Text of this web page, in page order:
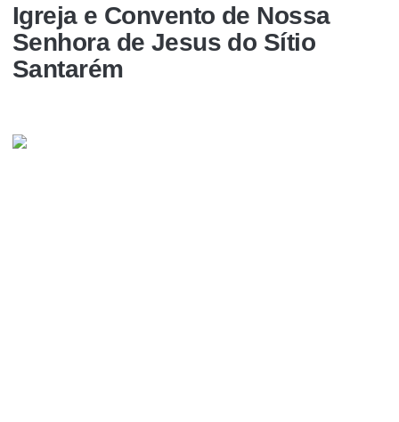
Igreja e Convento de Nossa
Senhora de Jesus do Sí­tio
Santarém